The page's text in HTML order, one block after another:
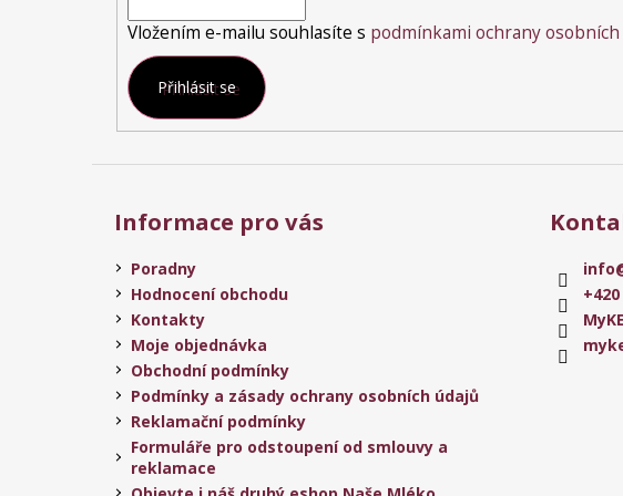
Vložením e-mailu souhlasíte s podmínkami ochrany osobních
Přihlásit se
Informace pro vás
Poradny
Hodnocení obchodu
Kontakty
Moje objednávka
Obchodní podmínky
Podmínky a zásady ochrany osobních údajů
Reklamační podmínky
Formuláře pro odstoupení od smlouvy a
reklamace
info